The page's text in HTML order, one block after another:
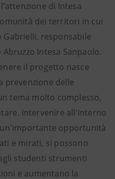
di Intesa
dei territori in cui
responsabile
Intesa Sanpaolo.
il progetto nasce
prevenzione delle
tema molto complesso,
Intervenire all'interno
opportunità
e mirati, si possono
studenti strumenti
e aumentano la